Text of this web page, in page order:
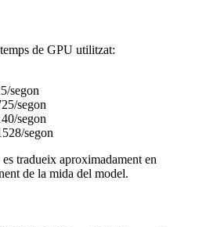
de GPU utilitzat:
segon
segon
segon
segon
tradueix aproximadament en
de la mida del model.